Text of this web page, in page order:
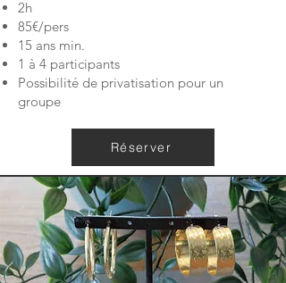
2h
85€/pers
15 ans min.
1 à 4 participants
Possibilité de privatisation pour un
groupe
Réserver